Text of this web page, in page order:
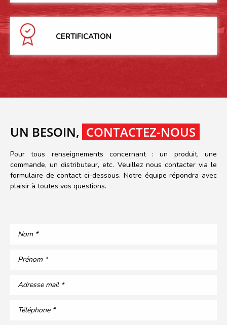
CERTIFICATION
UN BESOIN, CONTACTEZ-NOUS
Pour tous renseignements concernant : un produit, une
commande, un distributeur, etc. Veuillez nous contacter via le
formulaire de contact ci-dessous. Notre équipe répondra avec
plaisir à toutes vos questions.